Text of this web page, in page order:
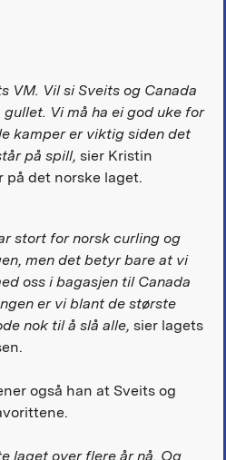
VM. Vil si Sveits og Canada
Vi må ha ei god uke for
kamper er viktig siden det
på spill, sier Kristin
på det norske laget.
stort for norsk curling og
men det betyr bare at vi
oss i bagasjen til Canada
er vi blant de største
nok til å slå alle, sier lagets
også han at Sveits og
laget over flere år nå. Og